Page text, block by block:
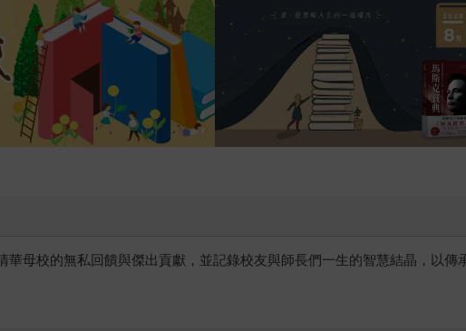
華母校的無私回饋與傑出貢獻，並記錄校友與師長們一生的智慧結晶，以傳